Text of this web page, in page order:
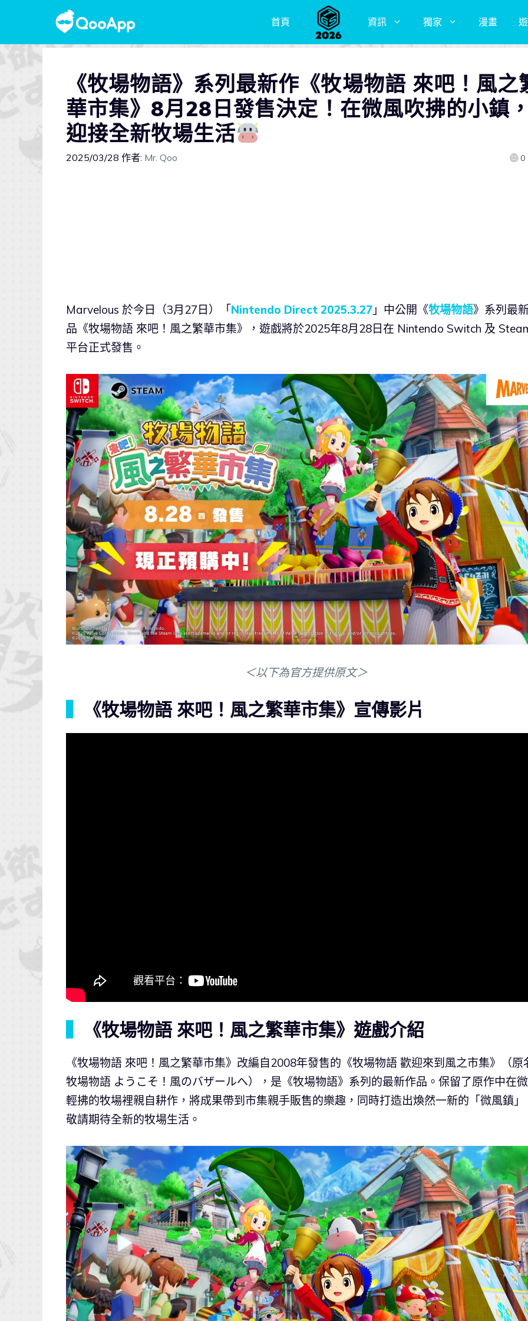
首頁 資訊 獨家 漫畫
《牧場物語》系列最新作《牧場物語 來吧！風之
華市集》8月28日發售決定！在微風吹拂的小鎮
迎接全新牧場生活
2025/03/28 作者: Mr. Qoo 0
Marvelous 於今日（3月27日）「Nintendo Direct 2025.3.27 」中公開《牧場物語》系列最
品《牧場物語 來吧！風之繁華市集》，遊戲將於2025年8月28日在 Nintendo Switch 及
平台正式發售。
＜以下為官方提供原文＞
《牧場物語 來吧！風之繁華市集》宣傳影片
《牧場物語 來吧！風之繁華市集》遊戲介紹
《牧場物語 來吧！風之繁華市集》改編自2008年發售的《牧場物語 歡迎來到風之市集》（原
牧場物語 ようこそ！風のバザールへ），是《牧場物語》系列的最新作品。保留了原作中在
輕拂的牧場裡親自耕作，將成果帶到市集親手販售的樂趣，同時打造出煥然一新的「微風鎮」
敬請期待全新的牧場生活。